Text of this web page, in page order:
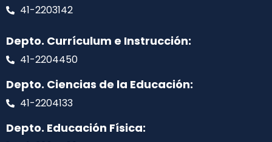
41-2203142
Depto. Currículum e Instrucción:
41-2204450
Depto. Ciencias de la Educación:
41-2204133
Depto. Educación Física: